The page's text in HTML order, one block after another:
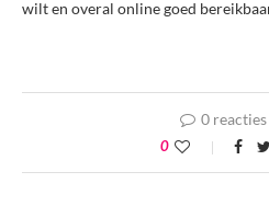
wilt en overal online goed
0 reacties
0